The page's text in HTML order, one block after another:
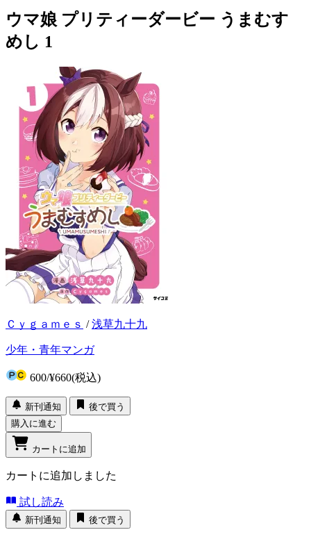
ウマ娘 プリティーダービー うまむす
めし 1
Ｃｙｇａｍｅｓ /浅草九十九
少年・青年マンガ
600/¥660(税込)
新刊通知
後で買う
購入に進む
カートに追加
カートに追加しました
試し読み
新刊通知 後で買う